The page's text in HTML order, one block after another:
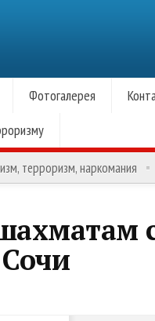
Фотогалерея
терроризм, наркомания